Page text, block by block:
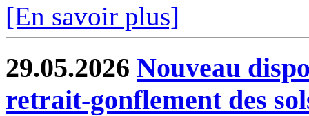
[En savoir plus]
29.05.2026 Nouveau
retrait-gonflement des